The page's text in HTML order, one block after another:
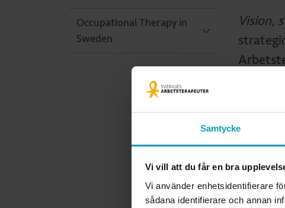
Samtycke
Vi vill att du får en bra
Vi använder enhetsidentifierare
sådana identifierare och annan
Occupational Therapy in
Sweden
Vision,
som